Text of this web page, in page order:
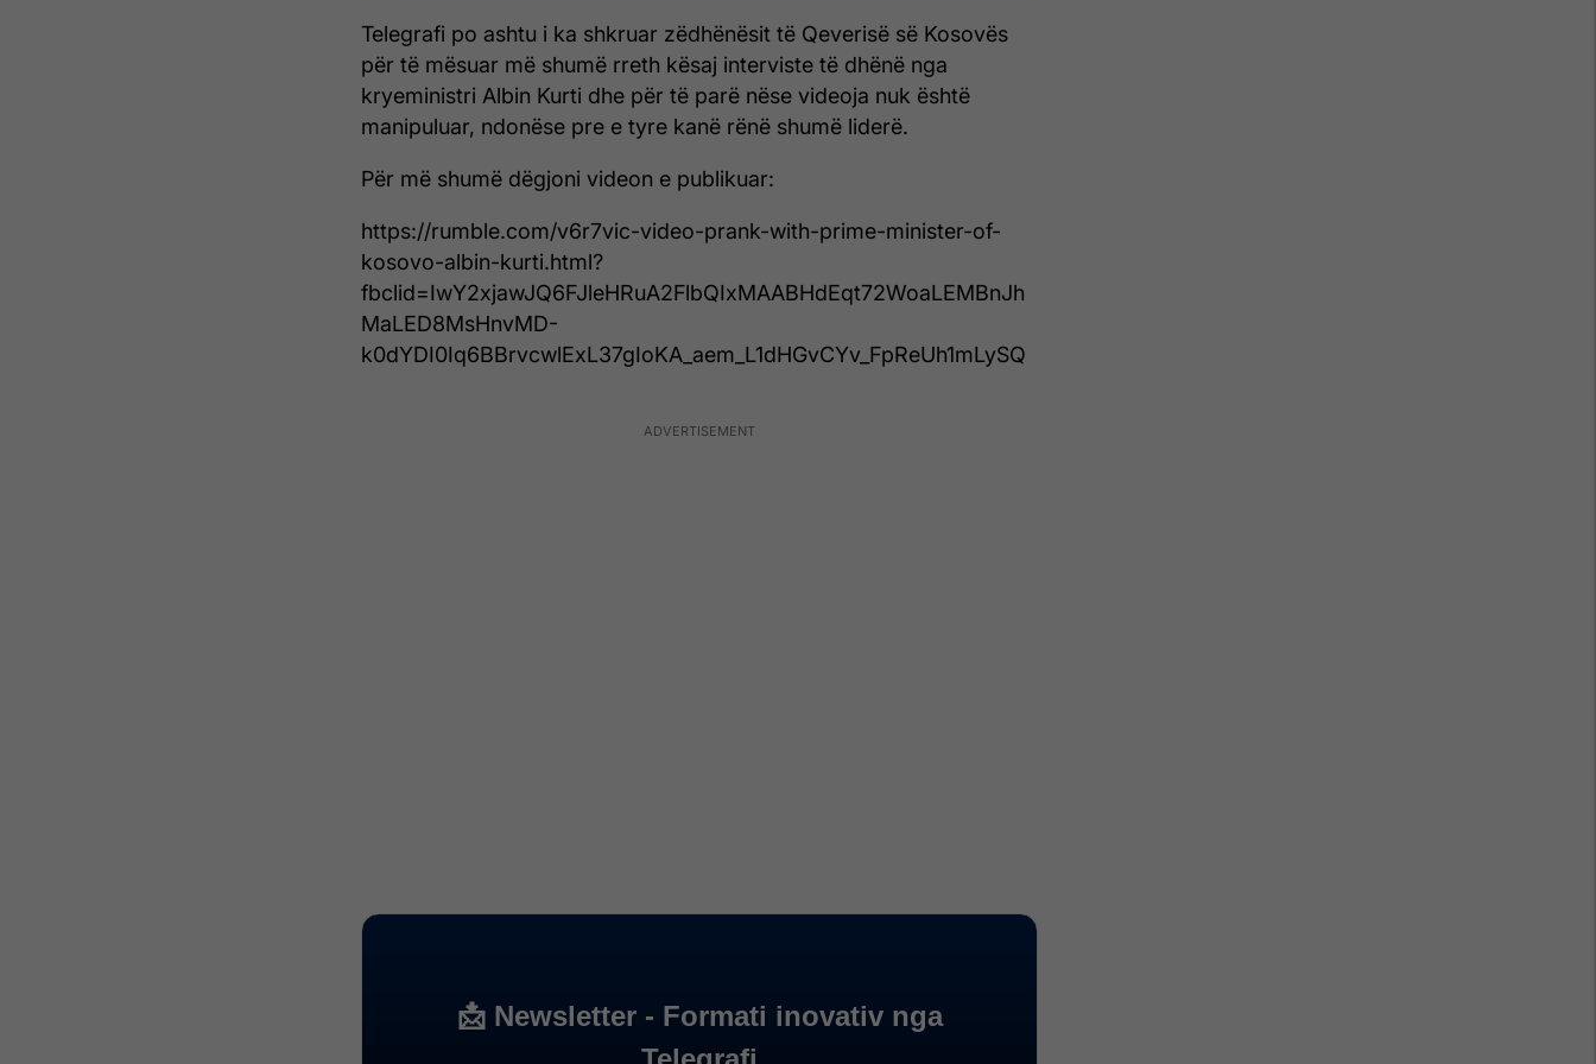
Telegrafi po ashtu i ka shkruar zëdhënësit të Qeverisë së Kosovës
për të mësuar më shumë rreth kësaj interviste të dhënë nga
kryeministri Albin Kurti dhe për të parë nëse videoja nuk është
manipuluar, ndonëse pre e tyre kanë rënë shumë liderë.
Për më shumë dëgjoni videon e publikuar:
https://rumble.com/v6r7vic-video-prank-with-prime-minister-of-
kosovo-albin-kurti.html?
fbclid=IwY2xjawJQ6FJleHRuA2FlbQIxMAABHdEqt72WoaLEMBnJh
MaLED8MsHnvMD-
k0dYDI0Iq6BBrvcwlExL37gIoKA_aem_L1dHGvCYv_FpReUh1mLySQ